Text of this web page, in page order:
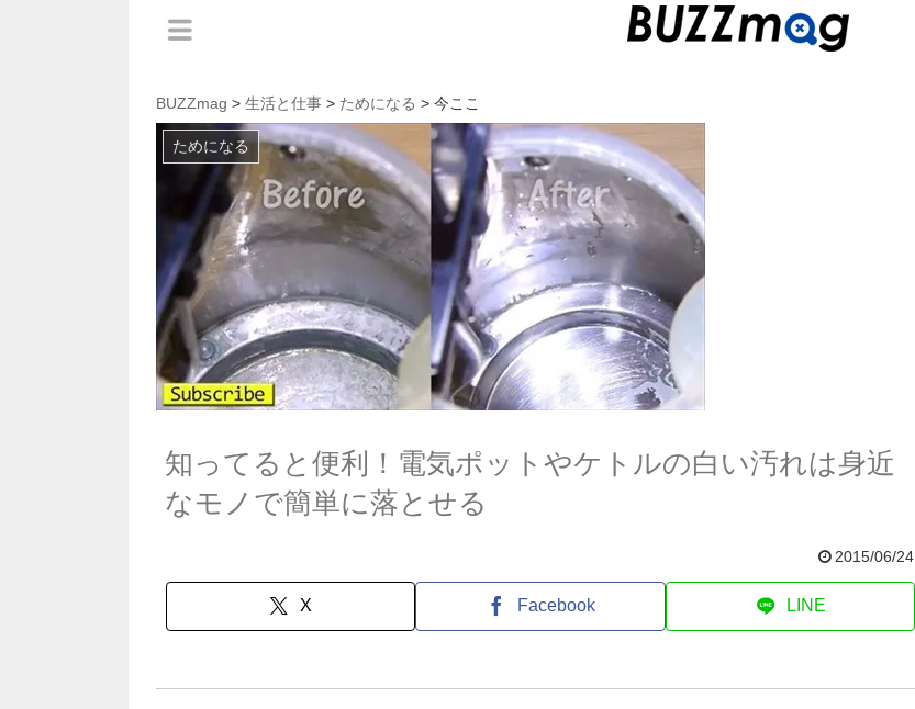
BUZZmag > 生活と仕事 > ためになる > 今ここ
ためになる
知ってると便利！電気ポットやケトルの白い汚れは身近
なモノで簡単に落とせる
2015/06/24
X Facebook LINE